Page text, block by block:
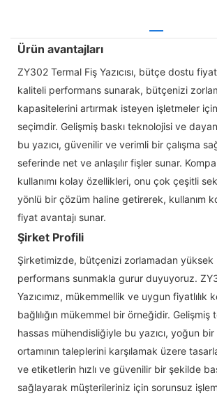
Ürün avantajları
ZY302 Termal Fiş Yazıcısı, bütçe dostu
kaliteli performans sunarak, bütçenizi
kapasitelerini artırmak isteyen işletmeler
seçimdir. Gelişmiş baskı teknolojisi ve
bu yazıcı, güvenilir ve verimli bir çalışma
seferinde net ve anlaşılır fişler sunar.
kullanımı kolay özellikleri, onu çok çeşitli
yönlü bir çözüm haline getirerek, kullanım
fiyat avantajı sunar.
Şirket Profili
Şirketimizde, bütçenizi zorlamadan yüksek
performans sunmakla gurur duyuyoruz.
Yazıcımız, mükemmellik ve uygun fiyatlılık
bağlılığın mükemmel bir örneğidir. Gelişmiş
hassas mühendisliğiyle bu yazıcı, yoğun
ortamının taleplerini karşılamak üzere
ve etiketlerin hızlı ve güvenilir bir şekilde
sağlayarak müşterileriniz için sorunsuz